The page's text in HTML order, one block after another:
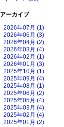
アーカイブ
2026年07月 (1)
2026年06月 (3)
2026年04月 (2)
2026年03月 (4)
2026年02月 (1)
2026年01月 (3)
2025年10月 (1)
2025年09月 (4)
2025年08月 (1)
2025年06月 (2)
2025年05月 (4)
2025年03月 (4)
2025年02月 (4)
2025年01月 (2)